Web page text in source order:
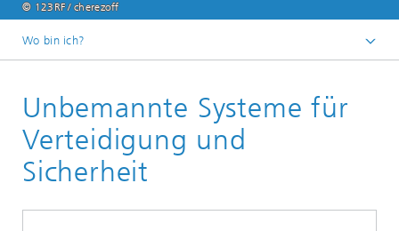
© 123RF / cherezoff
Wo bin ich?
Advanced Solutions
Unbemannte Systeme
Unbemannte Systeme für
Verteidigung und
Sicherheit